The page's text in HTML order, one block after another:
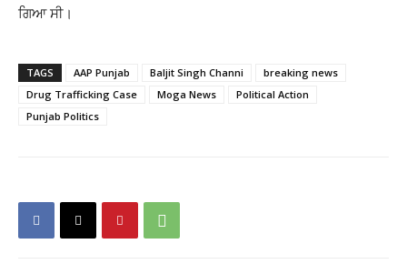
ਗਿਆ ਸੀ।
TAGS AAP Punjab Baljit Singh Channi
breaking news
Drug Trafficking Case
Moga News
Political Action
Punjab Politics